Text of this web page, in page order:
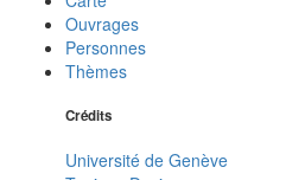
Ouvrages
Personnes
Thèmes
Crédits
Université de Genève